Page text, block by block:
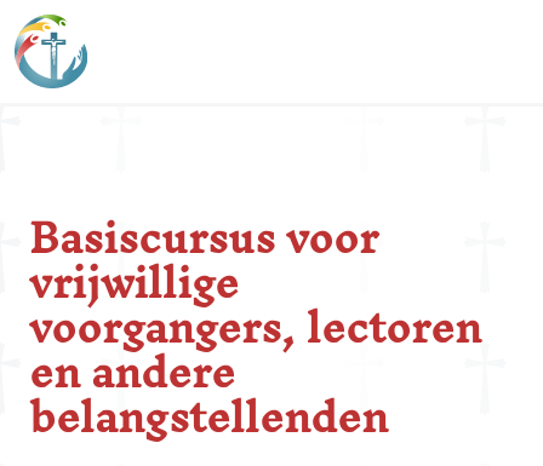
Basiscursus voor
vrijwillige
voorgangers, lectoren
en andere
belangstellenden